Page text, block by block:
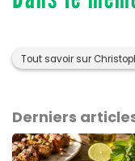
Tout savoir sur
Derniers